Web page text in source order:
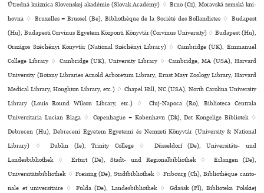
Útredná kniznica Slovenskej akadémie (Slovak Academy) ♢ Brno (Cz), Moravská zemská kni­
hovna ♢ Bruxelles = Brussel (Be), Bibliothèque de la Société des Bollandistes ♢ Budapest
(Hu), Budapesti Corvinus Egyetem Központi Könyvtár (Corvinus University) ♢ Budapest (Hu),
Országos Széchényi Könyvtár (National Széchényi Library) ♢ Cambridge (UK), Emmanuel
College Library ♢ Cambridge (UK), University Library ♢ Cambridge, MA (USA), Harvard
University (Botany Libraries Arnold Arboretum Library, Ernst Mayr Zoology Library, Harvard
Medical Library, Houghton Library, etc.) ♢ Chapel Hill, NC (USA), North Carolina University
Library (Louis Round Wilson Library, etc.) ♢ Cluj-Napoca (Ro), Biblioteca Centrala
Universitaria Lucian Blaga ♢ Copenhague = København (Dk), Det Kongelige Bibliotek ♢
Debrecen (Hu), Debreceni Egyetem Egyetemi és Nemzeti Könyvtár (University & National
Library) ♢ Dublin (Ie), Trinity College ♢ Düsseldorf (De), Universitäts- und
Landesbibliothek ♢ Erfurt (De), Stadt- und Regionalbibliothek ♢ Erlangen (De),
Universitätsbibliothek ♢ Freising (De), Stadtbibliothek ♢ Fribourg (Ch), Bibliothèque can­to­
nale et uni­ver­si­taire ♢ Fulda (De), Landesbibliothek ♢ Gdańsk (Pl), Biblioteka Polskiej